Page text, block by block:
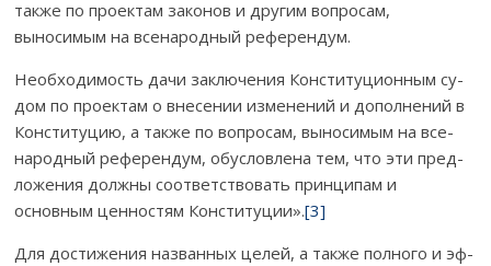
также по проектам законов и другим вопросам,
выносимым на всенародный референдум.
Необходимость дачи заключения Конституционным су­
дом по про­ектам о внесении изменений и дополнений в
Кон­ституцию, а также по воп­ро­сам, выносимым на все­
народный референдум, обусловлена тем, что эти пред­
ло­жения должны соответствовать принципам и
основным цен­ностям Конс­титуции».[3]
Для достижения названных целей, а также полного и эф­